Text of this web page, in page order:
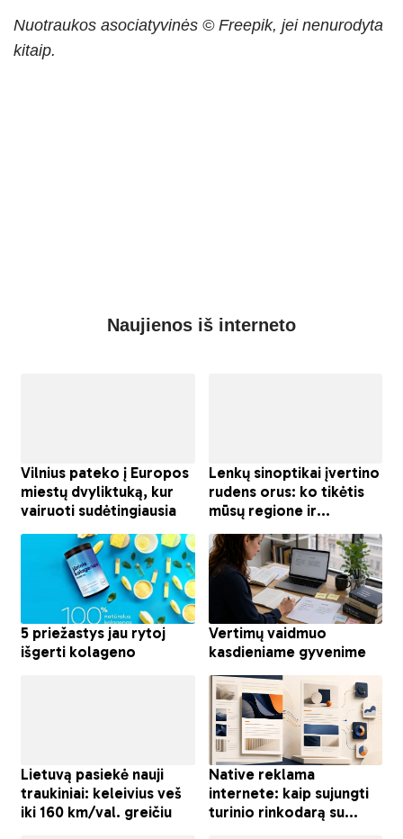
Nuotraukos asociatyvinės © Freepik, jei nenurodyta
kitaip.
Naujienos iš interneto